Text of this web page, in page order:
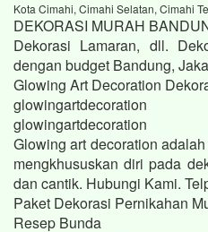
Kota Cimahi, Cimahi Selatan, Cimahi
DEKORASI MURAH
Dekorasi Lamaran, dll.
dengan budget Bandung,
Glowing Art Decoration
glowingartdecoration
glowingartdecoration
Glowing art decoration
mengkhususkan diri pada
dan cantik. Hubungi Kami.
Paket Dekorasi Pernikahan
Resep Bunda